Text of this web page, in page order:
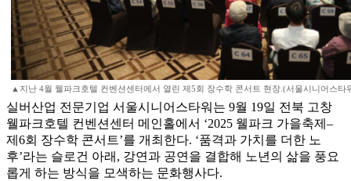
▲지난 4월 웰파크호텔 컨벤션센터에서 열린 제5회 장수학 콘서트 현장.(서울시니어스타
실버산업 전문기업 서울시니어스타워는 9월 19일 전북 고창
웰파크호텔 컨벤션센터 메인홀에서 ‘2025 웰파크 가을축제–
제6회 장수학 콘서트’를 개최한다. ‘품격과 가치를 더한 노
후’라는 슬로건 아래, 강연과 공연을 결합해 노년의 삶을 풍요
롭게 하는 방식을 모색하는 문화행사다.